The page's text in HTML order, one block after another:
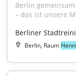
Berlin
– das ist unsere
Berliner
Berlin, Raum